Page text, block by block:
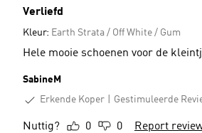
Verliefd
Kleur: Earth Strata / Off White / Gum
Hele mooie schoenen voor de
SabineM
Erkende Koper
Gestimuleerde
Nuttig? 0 0 Report